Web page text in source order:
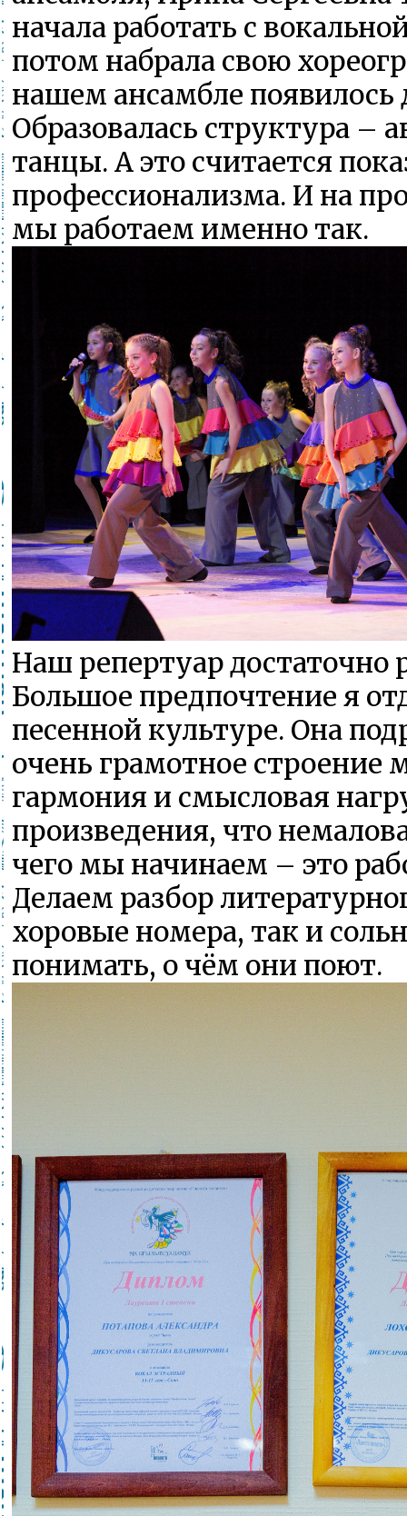
начала работать с
потом набрала свою
нашем ансамбле появилось
Образовалась структура –
танцы. А это считается
профессионализма. И на
мы работаем именно так.
Наш репертуар достаточно
Большое предпочтение я
песенной культуре. Она
очень грамотное строение
гармония и смысловая
произведения, что
чего мы начинаем – это
Делаем разбор
хоровые номера, так и
понимать, о чём они поют.